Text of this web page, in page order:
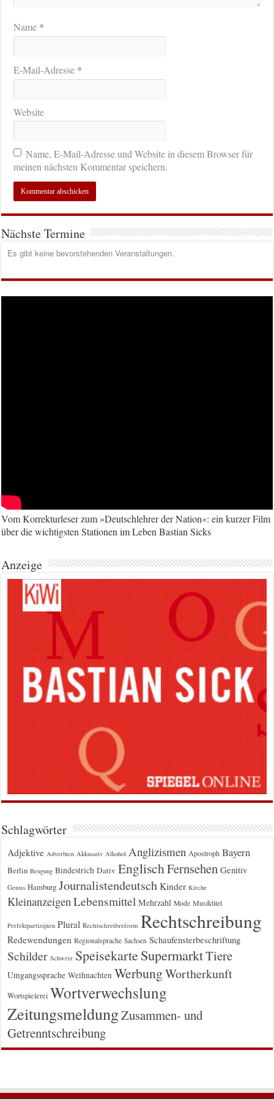
Name *
E-Mail-Adresse *
Website
Name, E-Mail-Adresse und Website in diesem Browser für
meinen nächsten Kommentar speichern.
Nächste Termine
Es gibt keine bevorstehenden Veranstaltungen.
Vom Korrekturleser zum »Deutschlehrer der Nation«: ein kurzer Film
über die wichtigsten Stationen im Leben Bastian Sicks
Anzeige
Schlagwörter
Adjektive Adverbien Akkusativ Alkohol Anglizismen Apostroph Bayern
Berlin Beugung Bindestrich Dativ EnglischFernsehen Genitiv
Genus Hamburg Journalistendeutsch Kinder Kirche
Kleinanzeigen Lebensmittel Mehrzahl Mode Musiktitel
Perfektpartizipien Plural Rechtschreibreform Rechtschreibung
Redewendungen Regionalsprache Sachsen Schaufensterbeschriftung
Schilder Schweiz Speisekarte SupermarktTiere
Umgangssprache Weihnachten WerbungWortherkunft
Wortspielerei Wortverwechslung
ZeitungsmeldungZusammen- und
Getrenntschreibung